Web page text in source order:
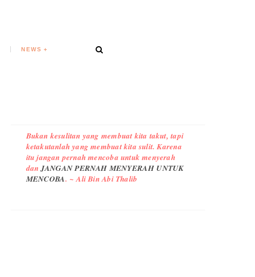
NEWS
Bukan kesulitan yang membuat kita takut, tapi
ketakutanlah yang membuat kita sulit. Karena
itu jangan pernah mencoba untuk menyerah
danJANGAN PERNAH MENYERAH UNTUK
MENCOBA. ~ Ali Bin Abi Thalib